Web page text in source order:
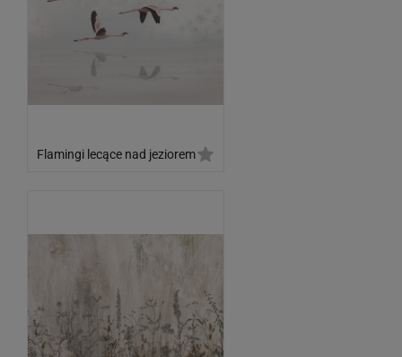
Flamingi lecące nad jeziorem